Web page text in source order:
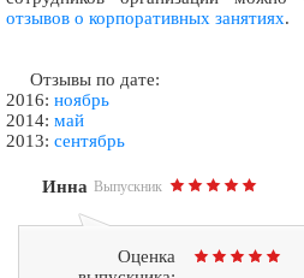
отзывов о корпоративных занятиях.
Отзывы по дате:
2016: ноябрь
2014: май
2013: сентябрь
Инна Выпускник
Оценка